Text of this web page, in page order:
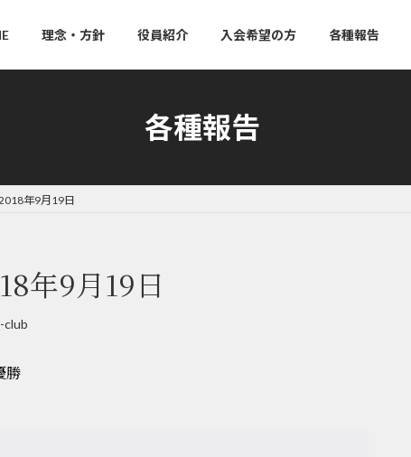
理念・方針 役員紹介 入会希望の方 各種報告
各種報告
年9月19日
年9月19日
club
勝